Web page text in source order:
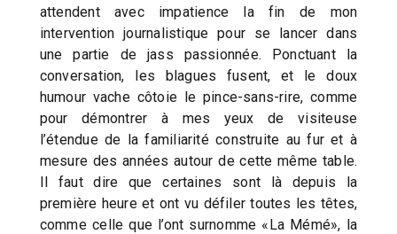
attendent avec impatience la fin de mon
intervention journalistique pour se lancer dans
une partie de jass passionnée. Ponctuant la
conversation, les blagues fusent, et le doux
humour vache côtoie le pince-sans-rire, comme
pour démontrer à mes yeux de visiteuse
l’étendue de la familiarité construite au fur et à
mesure des années autour de cette même table.
Il faut dire que certaines sont là depuis la
première heure et ont vu défiler toutes les têtes,
comme celle que l’ont surnomme «La Mémé», la